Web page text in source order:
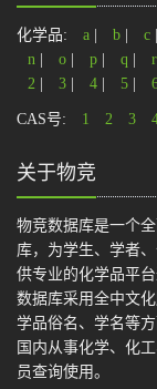
化学品: a b c
n
o p q r
2
3 4 5
CAS号: 1 2 3
关于物竞
物竞数据库是一个
库，为学生、学者
供专业的化学品平台
数据库采用全中文
学品俗名、学名等
国内从事化学、化
员查询使用。